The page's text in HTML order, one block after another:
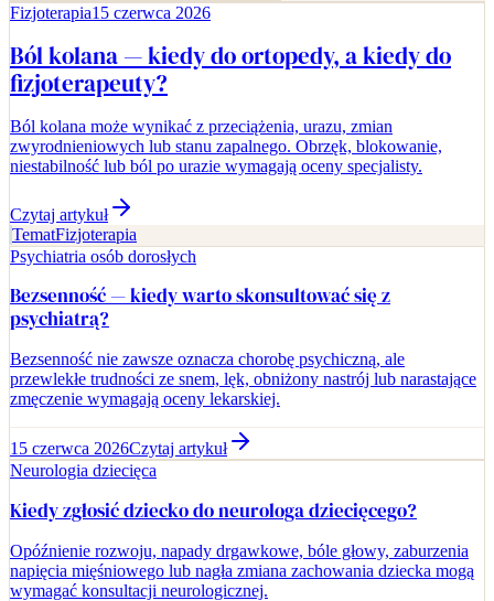
Fizjoterapia15 czerwca 2026
Ból kolana — kiedy do ortopedy, a kiedy do
fizjoterapeuty?
Ból kolana może wynikać z przeciążenia, urazu, zmian
zwyrodnieniowych lub stanu zapalnego. Obrzęk, blokowanie,
niestabilność lub ból po urazie wymagają oceny specjalisty.
Czytaj artykuł
TematFizjoterapia
Psychiatria osób dorosłych
Bezsenność — kiedy warto skonsultować się z
psychiatrą?
Bezsenność nie zawsze oznacza chorobę psychiczną, ale
przewlekłe trudności ze snem, lęk, obniżony nastrój lub narastające
zmęczenie wymagają oceny lekarskiej.
15 czerwca 2026Czytaj artykuł
Neurologia dziecięca
Kiedy zgłosić dziecko do neurologa dziecięcego?
Opóźnienie rozwoju, napady drgawkowe, bóle głowy, zaburzenia
napięcia mięśniowego lub nagła zmiana zachowania dziecka mogą
wymagać konsultacji neurologicznej.